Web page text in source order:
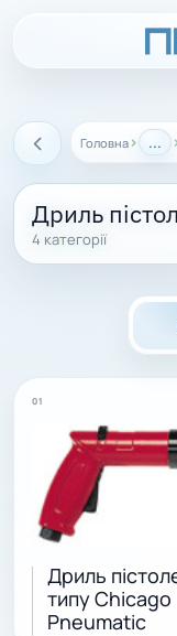
Назад Головна › ...
Дриль
4 категорії
01
Дриль
типу Chicago
Pneumatic